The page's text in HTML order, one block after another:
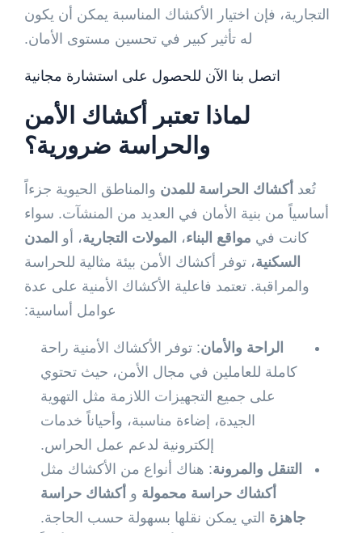
التجارية، فإن اختيار الأكشاك المناسبة يمكن أن يكون
له تأثير كبير في تحسين مستوى الأمان.
اتصل بنا الآن للحصول على استشارة مجانية
لماذا تعتبر
أكشاك الأمن
والحراسة ضرورية؟
تُعد أكشاك الحراسة للمدن والمناطق الحيوية جزءاً
أساسياً من بنية الأمان في العديد من المنشآت. سواء
كانت في مواقع البناء، المولات التجارية، أو المدن
السكنية، توفر أكشاك الأمن بيئة مثالية للحراسة
والمراقبة. تعتمد فاعلية الأكشاك الأمنية على عدة
عوامل أساسية:
الراحة والأمان: توفر الأكشاك الأمنية راحة
كاملة للعاملين في مجال الأمن، حيث تحتوي
على جميع التجهيزات اللازمة مثل التهوية
الجيدة، إضاءة مناسبة، وأحياناً خدمات
إلكترونية لدعم عمل الحراس.
التنقل والمرونة: هناك أنواع من الأكشاك مثل
أكشاك حراسة محمولة و أكشاك حراسة
جاهزة التي يمكن نقلها بسهولة حسب الحاجة.